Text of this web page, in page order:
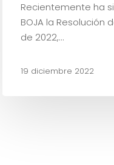
Recientemente ha
BOJA la Resolución
de 2022,…
19 diciembre 2022